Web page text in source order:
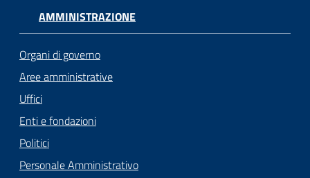
AMMINISTRAZIONE
Organi di governo
Aree amministrative
Uffici
Enti e fondazioni
Politici
Personale Amministrativo